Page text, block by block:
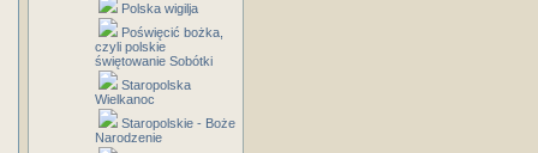
Polska wigilja
Poświęcić bożka,
czyli polskie
świętowanie Sobótki
Staropolska
Wielkanoc
Staropolskie - Boże
Narodzenie